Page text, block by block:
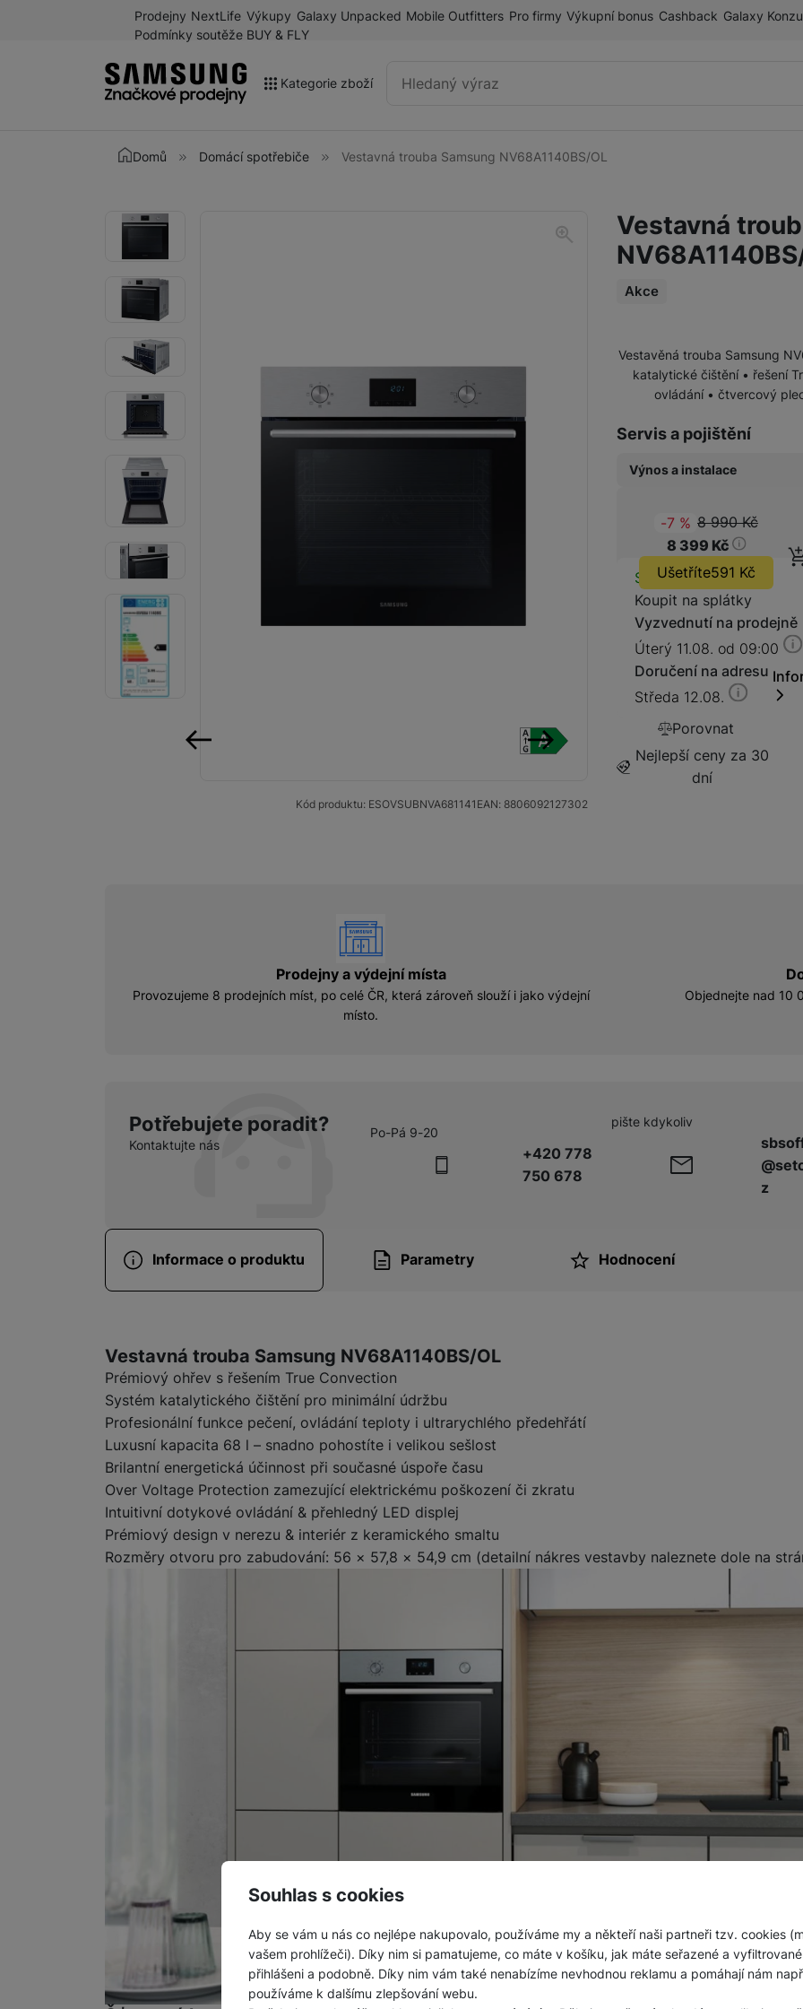
Souhlas s cookies
Aby se vám u nás co nejlépe nakupovalo, používáme my a někteří naši partneři tzv. cookies
vašem prohlížeči). Díky nim si pamatujeme, co máte v košíku, jak máte seřazené a
přihlášeni a podobně. Díky nim vám také nenabízíme nevhodnou reklamu a pomáhají nám
používáme k dalšímu zlepšování webu.
Prodejny NextLife Výkupy Galaxy Unpacked Mobile Outfitters Pro firmy Výkupní bonus Cashback Galaxy
Podmínky soutěže BUY & FLY
Vyhledávání
Kategorie zboží
Akce
Galaxy Z Fold8 a další
novinky léta 2026
Mobilní telefony
Chytré hodinky
Sluchátka
Galaxy Ring
Audio
Příslušenství
Televize/Audio
Domácí spotřebiče
Lednice
French Door lednice
Vestavné trouby
Monitory
Vrácené zboží
Měsíční nabídky
Totální výprodej
Předobjednejte novou
Domů Domácí spotřebiče Vestavná trouba Samsung NV68A1140BS/OL
Vestavná
Akce
Vestavěná trouba Samsung
katalytické čištění • řešení
ovládání • čtvercový
Servis a pojištění
Výnos a instalace
Samsung prémiová
1 499 Kč
(
-7 % 8 990Kč
Ušetříte591 Kč
8 399 Kč
Skladem
Koupit na splátky
Vyzvednutí na prodejně
Úterý 11.08. od 09:00
Doručení na adresu
Středa 12.08.
Porovnat
Nejlepší ceny za 30
dní
Fotografie
Kód produktu: ESOVSUBNVA681141 EAN: 8806092127302
Prodejny a výdejní místa
Provozujeme 8 prodejních míst, po celé ČR, která zároveň slouží i jako výdejní
místo.
Objednejte nad 10
Potřebujete poradit?
Kontaktujte nás
Po-Pá 9-20
+420 778
750 678
pište kdykoliv
z
Informace o produktu Parametry Hodnocení
Vestavná trouba Samsung NV68A1140BS/OL
Prémiový ohřev s řešením True Convection
Systém katalytického čištění pro minimální údržbu
Profesionální funkce pečení, ovládání teploty i ultrarychlého předehřátí
Luxusní kapacita 68 l – snadno pohostíte i velikou sešlost
Brilantní energetická účinnost při současné úspoře času
Over Voltage Protection zamezující elektrickému poškození či zkratu
Intuitivní dotykové ovládání & přehledný LED displej
Prémiový design v nerezu & interiér z keramického smaltu
Rozměry otvoru pro zabudování: 56 × 57,8 × 54,9 cm (detailní nákres vestavby naleznete dole na